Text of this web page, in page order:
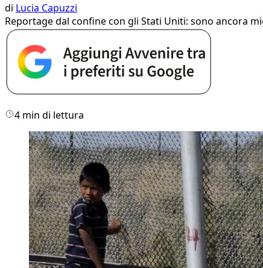
di Lucia Capuzzi
Reportage dal confine con gli Stati Uniti: sono ancora
4 min di lettura